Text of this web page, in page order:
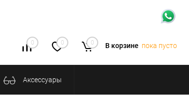
0 0 0 В корзине пока пусто
Аксессуары